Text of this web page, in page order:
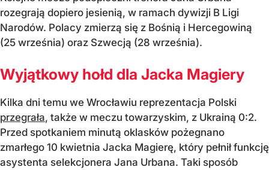
rozegrają dopiero jesienią, w ramach dywizji B Ligi
Narodów. Polacy zmierzą się z Bośnią i Hercegowiną
(25 września) oraz Szwecją (28 września).
Wyjątkowy hołd dla Jacka Magiery
Kilka dni temu we Wrocławiu reprezentacja Polski
przegrała, także w meczu towarzyskim, z Ukrainą 0:2.
Przed spotkaniem minutą oklasków pożegnano
zmarłego 10 kwietnia Jacka Magierę, który pełnił funkcję
asystenta selekcjonera Jana Urbana. Taki sposób